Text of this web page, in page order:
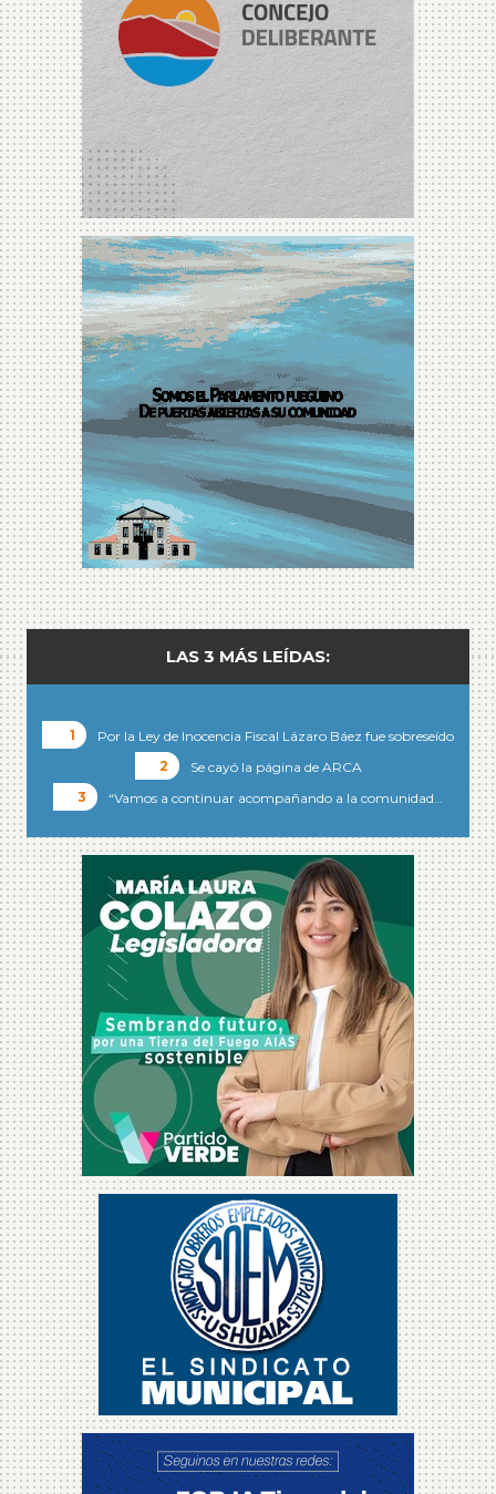
LAS 3 MÁS LEÍDAS:
Por la Ley de Inocencia Fiscal Lázaro Báez fue sobreseído
Se cayó la página de ARCA
“Vamos a continuar acompañando a la comunidad…